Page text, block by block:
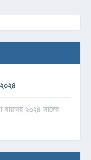
২০২৪
২০২৪ সালের